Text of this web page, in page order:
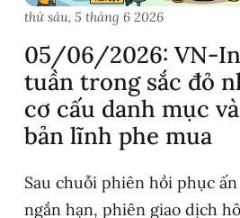
thứ sáu, 5 tháng 6 2026
05/06/2026: VN-
tuần trong sắc đỏ
cơ cấu danh mục
bản lĩnh phe mua
Sau chuỗi phiên hồi phục
ngắn hạn, phiên giao dịch